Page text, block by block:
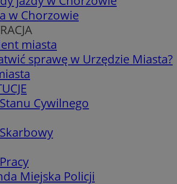
w Chorzowie
miasta
sprawę w Urzędzie Miasta?
Cywilnego
Miejska Policji